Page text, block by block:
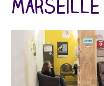
Marseille